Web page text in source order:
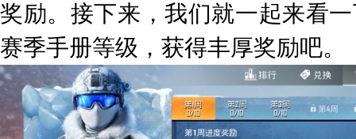
奖励。接下来，我们就一起来看
赛季手册等级，获得丰厚奖励吧。